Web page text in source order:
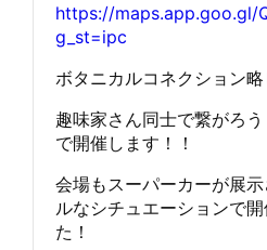
https://maps.app.goo.gl/
g_st=ipc
ボタニカルコネクション
趣味家さん同士で繋がろ
で開催します！！
会場もスーパーカーが展
ルなシチュエーションで
た！